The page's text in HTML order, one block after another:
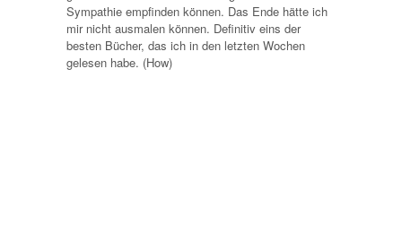
Sympathie empfinden können. Das Ende hätte ich
mir nicht ausmalen können. Definitiv eins der
besten Bücher, das ich in den letzten Wochen
gelesen habe. (How)